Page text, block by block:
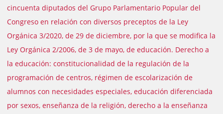
cincuenta diputados del Grupo Parlamentario Popular del
Congreso en relación con diversos preceptos de la Ley
Orgánica 3/2020, de 29 de diciembre, por la que se modifica la
Ley Orgánica 2/2006, de 3 de mayo, de educación. Derecho a
la educación: constitucionalidad de la regulación de la
programación de centros, régimen de escolarización de
alumnos con necesidades especiales, educación diferenciada
por sexos, enseñanza de la religión, derecho a la enseñanza